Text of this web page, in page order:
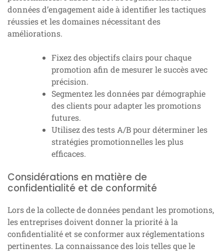
données d’engagement aide à identifier les tactiques
réussies et les domaines nécessitant des
améliorations.
Fixez des objectifs clairs pour chaque
promotion afin de mesurer le succès avec
précision.
Segmentez les données par démographie
des clients pour adapter les promotions
futures.
Utilisez des tests A/B pour déterminer les
stratégies promotionnelles les plus
efficaces.
Considérations en matière de
confidentialité et de conformité
Lors de la collecte de données pendant les promotions,
les entreprises doivent donner la priorité à la
confidentialité et se conformer aux réglementations
pertinentes. La connaissance des lois telles que le